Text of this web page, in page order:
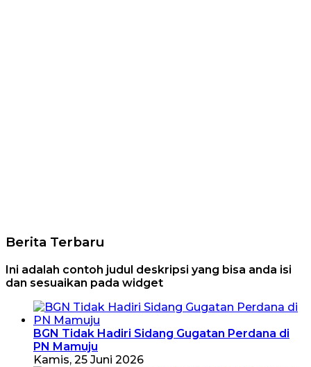
Berita Terbaru
Ini adalah contoh judul deskripsi yang bisa anda isi
dan sesuaikan pada widget
BGN Tidak Hadiri Sidang Gugatan Perdana di
PN Mamuju
Kamis, 25 Juni 2026